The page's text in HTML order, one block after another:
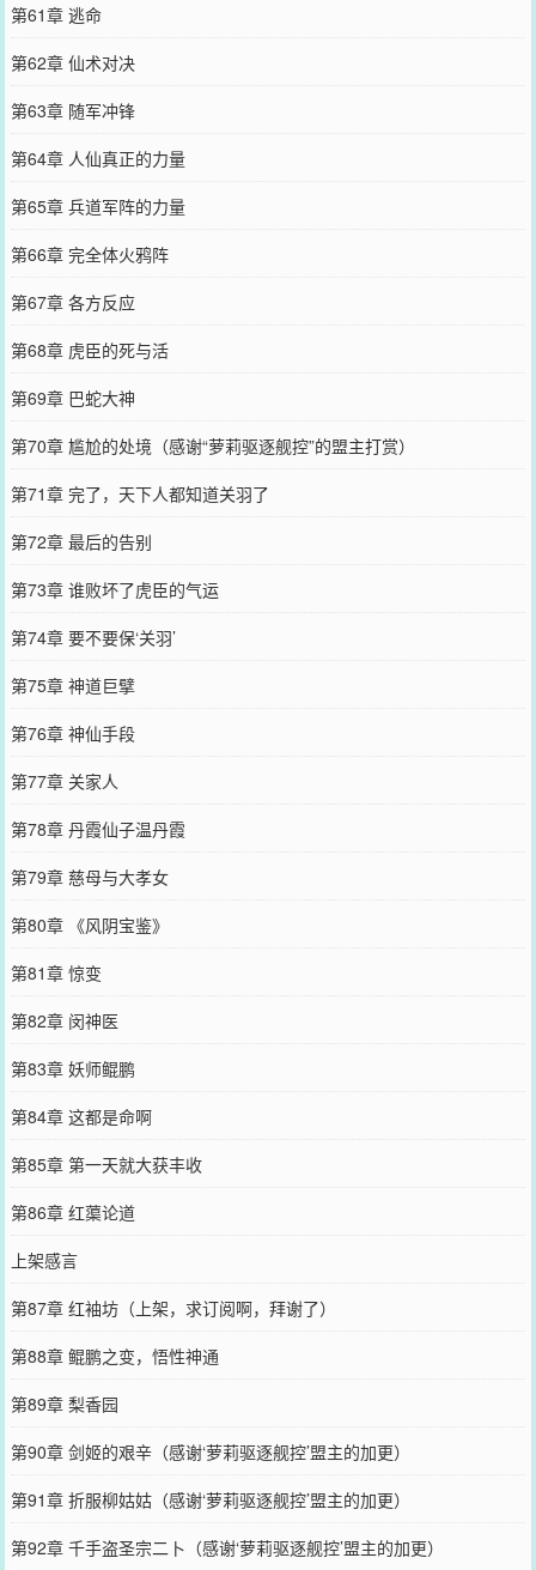
第61章 逃命
第62章 仙术对决
第63章 随军冲锋
第64章 人仙真正的力量
第65章 兵道军阵的力量
第66章 完全体火鸦阵
第67章 各方反应
第68章 虎臣的死与活
第69章 巴蛇大神
第70章 尴尬的处境（感谢“萝莉驱逐舰控”的盟主打赏）
第71章 完了，天下人都知道关羽了
第72章 最后的告别
第73章 谁败坏了虎臣的气运
第74章 要不要保‘关羽’
第75章 神道巨擘
第76章 神仙手段
第77章 关家人
第78章 丹霞仙子温丹霞
第79章 慈母与大孝女
第80章 《风阴宝鉴》
第81章 惊变
第82章 闵神医
第83章 妖师鲲鹏
第84章 这都是命啊
第85章 第一天就大获丰收
第86章 红蕖论道
上架感言
第87章 红袖坊（上架，求订阅啊，拜谢了）
第88章 鲲鹏之变，悟性神通
第89章 梨香园
第90章 剑姬的艰辛（感谢‘萝莉驱逐舰控’盟主的加更）
第91章 折服柳姑姑（感谢‘萝莉驱逐舰控’盟主的加更）
第92章 千手盗圣宗二卜（感谢‘萝莉驱逐舰控’盟主的加更）